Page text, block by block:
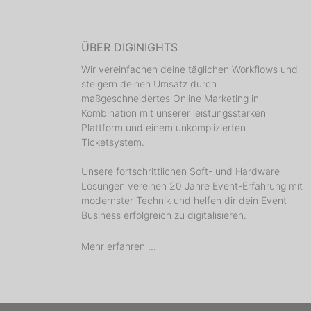
ÜBER DIGINIGHTS
Wir vereinfachen deine täglichen Workflows und
steigern deinen Umsatz durch
maßgeschneidertes Online Marketing in
Kombination mit unserer leistungsstarken
Plattform und einem unkomplizierten
Ticketsystem.
Unsere fortschrittlichen Soft- und Hardware
Lösungen vereinen 20 Jahre Event-Erfahrung mit
modernster Technik und helfen dir dein Event
Business erfolgreich zu digitalisieren.
Mehr erfahren ...